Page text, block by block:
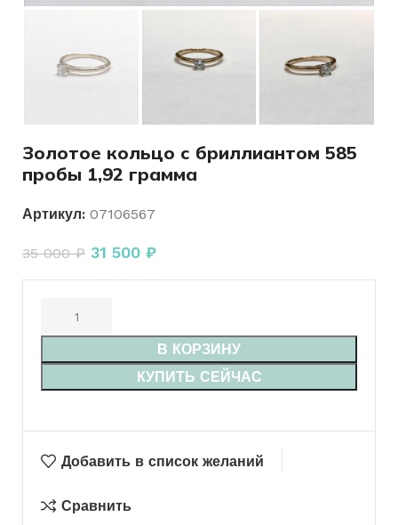
Золотое кольцо с бриллиантом 585
пробы 1,92 грамма
Артикул: 07106567
35 000₽ 31 500 ₽
В КОРЗИНУ
КУПИТЬ СЕЙЧАС
Добавить в список желаний
Сравнить